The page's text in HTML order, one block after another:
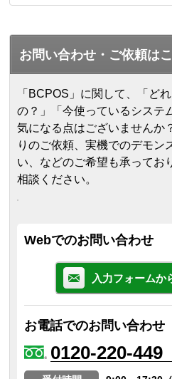
お問い合わせ・ご依頼は
「BCPOS」に関して、「ど
の？」「今使っているシステ
気になる点はございませんか
りのご依頼、実機でのデモン
い、などのご希望も承ってお
相談ください。
Webでのお問い合わせ
入力フォームか
お電話でのお問い合わせ
0120-220-449